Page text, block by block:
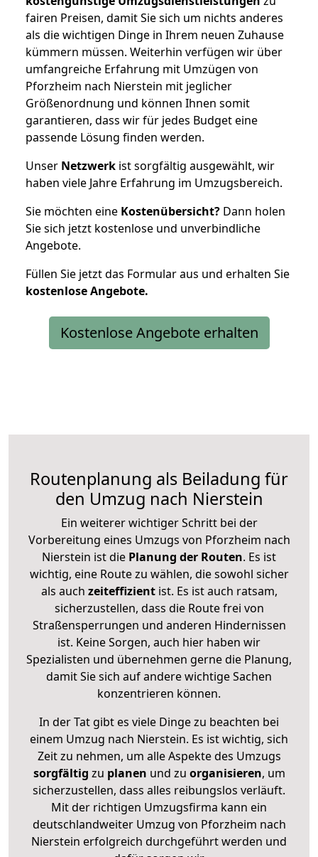
fairen Preisen, damit Sie sich um nichts anderes
als die wichtigen Dinge in Ihrem neuen Zuhause
kümmern müssen. Weiterhin verfügen wir über
umfangreiche Erfahrung mit Umzügen von
Pforzheim nach Nierstein mit jeglicher
Größenordnung und können Ihnen somit
garantieren, dass wir für jedes Budget eine
passende Lösung finden werden.
Unser Netzwerk ist sorgfältig ausgewählt, wir
haben viele Jahre Erfahrung im Umzugsbereich.
Sie möchten eine Kostenübersicht? Dann holen
Sie sich jetzt kostenlose und unverbindliche
Angebote.
Füllen Sie jetzt das Formular aus und erhalten Sie
kostenloseAngebote.
Kostenlose Angebote erhalten
Routenplanung als Beiladung für
den Umzug nach Nierstein
Ein weiterer wichtiger Schritt bei der
Vorbereitung eines Umzugs von Pforzheim nach
Nierstein ist die Planung der Routen. Es ist
wichtig, eine Route zu wählen, die sowohl sicher
als auch zeiteffizientist. Es ist auch ratsam,
sicherzustellen, dass die Route frei von
Straßensperrungen und anderen Hindernissen
ist. Keine Sorgen, auch hier haben wir
Spezialisten und übernehmen gerne die Planung,
damit Sie sich auf andere wichtige Sachen
konzentrieren können.
In der Tat gibt es viele Dinge zu beachten bei
einem Umzug nach Nierstein. Es ist wichtig, sich
Zeit zu nehmen, um alle Aspekte des Umzugs
sorgfältig zu planen und zu organisieren, um
sicherzustellen, dass alles reibungslos verläuft.
Mit der richtigen Umzugsfirma kann ein
deutschlandweiter Umzug von Pforzheim nach
Nierstein erfolgreich durchgeführt werden und